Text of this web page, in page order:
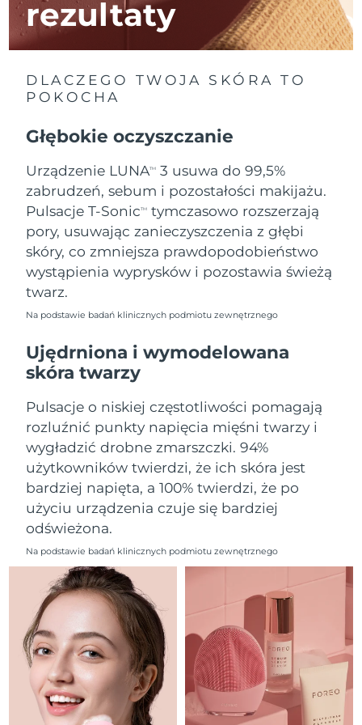
rezultaty
DLACZEGO TWOJA SKÓRA TO
POKOCHA
Głębokie oczyszczanie
Urządzenie LUNATM
3 usuwa do 99,5%
zabrudzeń, sebum i pozostałości makijażu.
Pulsacje T-SonicTM
tymczasowo rozszerzają
pory, usuwając zanieczyszczenia z głębi
skóry, co zmniejsza prawdopodobieństwo
wystąpienia wyprysków i pozostawia świeżą
twarz.
Na podstawie badań klinicznych podmiotu zewnętrznego
Ujędrniona i wymodelowana
skóra twarzy
Pulsacje o niskiej częstotliwości pomagają
rozluźnić punkty napięcia mięśni twarzy i
wygładzić drobne zmarszczki. 94%
użytkowników twierdzi, że ich skóra jest
bardziej napięta, a 100% twierdzi, że po
użyciu urządzenia czuje się bardziej
odświeżona.
Na podstawie badań klinicznych podmiotu zewnętrznego
Izrael
Oczekiwany czas dostawy
8/14/26
Włochy
Oczekiwany czas dostawy
Japonia
Oczekiwany czas dostawy
Jersey
Oczekiwany czas dostawy
8/15/26
Kazachstan
Oczekiwany czas dostawy
8/12/26
Kuwejt
Oczekiwany czas dostawy
Oczekiwany czas dostawy
Liban
Litwa
Oczekiwany czas dostawy
8/10/26
Luksemburg
Oczekiwany czas dostawy
SRA Makau (Chiny)
Oczekiwany czas dostawy
Malezja
Oczekiwany czas dostawy
8/13/26
Malta
Oczekiwany czas dostawy
Meksyk
Oczekiwany czas dostawy
8/14/26
Monako
Oczekiwany czas dostawy